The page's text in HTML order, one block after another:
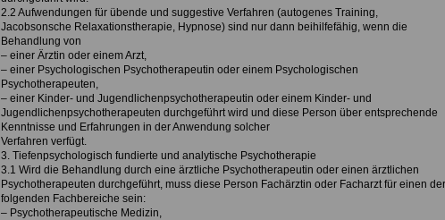
2.2 Aufwendungen für übende und suggestive Verfahren (autogenes Training,
Jacobsonsche Relaxationstherapie, Hypnose) sind nur dann beihilfefähig, wenn die
Behandlung von
– einer Ärztin oder einem Arzt,
– einer Psychologischen Psychotherapeutin oder einem Psychologischen
Psychotherapeuten,
– einer Kinder- und Jugendlichenpsychotherapeutin oder einem Kinder- und
Jugendlichenpsychotherapeuten durchgeführt wird und diese Person über entsprechende
Kenntnisse und Erfahrungen in der Anwendung solcher
Verfahren verfügt.
3. Tiefenpsychologisch fundierte und analytische Psychotherapie
3.1 Wird die Behandlung durch eine ärztliche Psychotherapeutin oder einen ärztlichen
Psychotherapeuten durchgeführt, muss diese Person Fachärztin oder Facharzt für einen der
folgenden Fachbereiche sein:
– Psychotherapeutische Medizin,